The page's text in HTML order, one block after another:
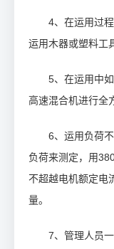
4、在运用过
运用木器或塑料工
5、在运用中
高速混合机进行全
6、运用负荷
负荷来测定，用
不超越电机额定电
量。
7、管理人员